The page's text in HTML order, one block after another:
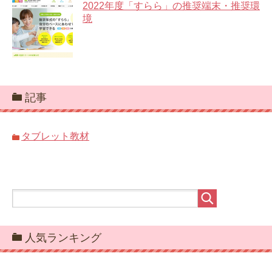
2022年度「すらら」の推奨端末・推奨環
境
記事
タブレット教材
人気ランキング